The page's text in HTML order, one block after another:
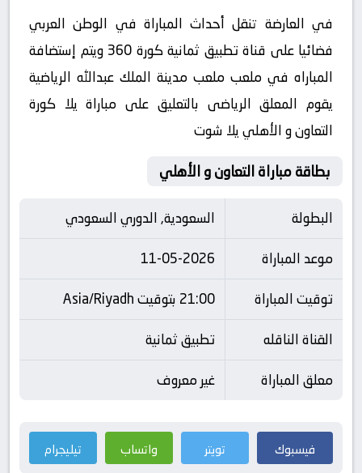
في العارضة تنقل أحداث المباراة في الوطن العربي
فضائيا على قناة تطبيق ثمانية كورة 360 ويتم إستضافة
المباراه في ملعب ملعب مدينة الملك عبدالله الرياضية
يقوم المعلق الرياضى بالتعليق على مباراة يلا كورة
التعاون و الأهلي يلا شوت
بطاقة مباراة التعاون و الأهلي
البطولة
السعودية, الدوري السعودي
موعد المباراة
11-05-2026
توقيت المباراة
21:00 بتوقيت Asia/Riyadh
القناة الناقله
تطبيق ثمانية
معلق المباراة
غير معروف
فيسبوك تويتر واتساب تيليجرام